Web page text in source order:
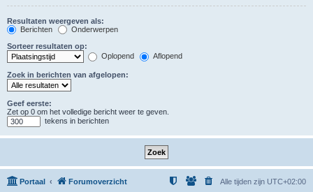
Resultaten weergeven als:
Berichten
Onderwerpen
Sorteer resultaten op:
Oplopend
Aflopend
Zoek in berichten van afgelopen:
Geef eerste:
Zet op 0 om het volledige bericht weer te geven.
tekens in berichten
Portaal Forumoverzicht Alle tijden zijn UTC+02:00